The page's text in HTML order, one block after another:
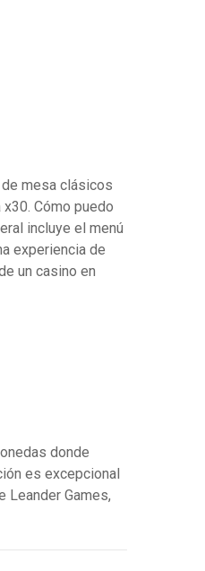
mesa clásicos
Cómo puedo
incluye el menú
experiencia de
un casino en
donde
es excepcional
Leander Games,